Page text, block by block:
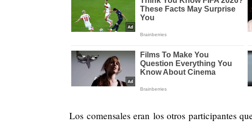
Los comensales eran los otros participantes